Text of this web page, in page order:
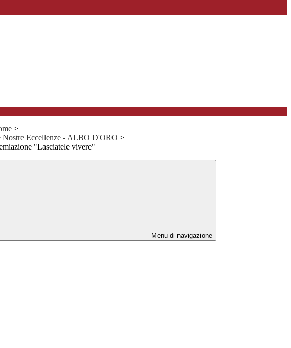
>
Nostre Eccellenze - ALBO D'ORO >
"Lasciatele vivere"
Menu di navigazione